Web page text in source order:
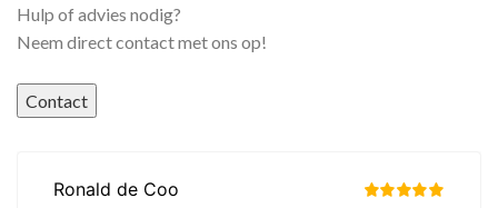
Hulp of advies nodig?
Neem direct contact met ons op!
Contact